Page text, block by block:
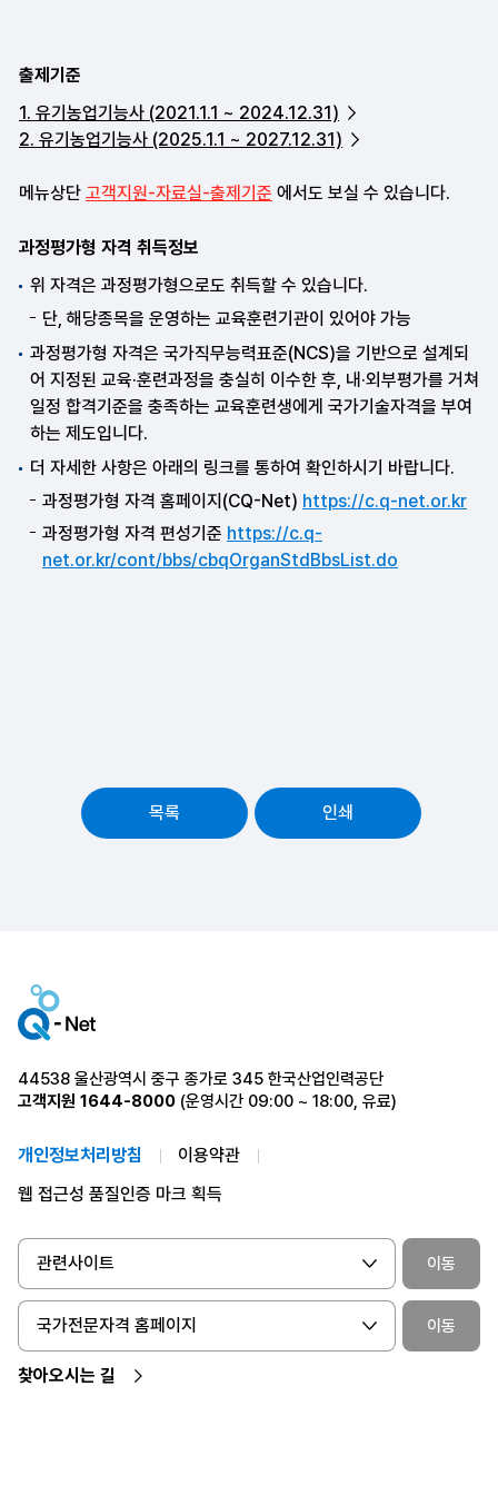
출제기준
1. 유기농업기능사 (2021.1.1 ~ 2024.12.31)
2. 유기농업기능사 (2025.1.1 ~ 2027.12.31)
메뉴상단 고객지원-자료실-출제기준 에서도 보실 수 있습니다.
과정평가형 자격 취득정보
위 자격은 과정평가형으로도 취득할 수 있습니다.
단, 해당종목을 운영하는 교육훈련기관이 있어야 가능
과정평가형 자격은 국가직무능력표준(NCS)을 기반으로 설계되
어 지정된 교육·훈련과정을 충실히 이수한 후, 내·외부평가를 거쳐
일정 합격기준을 충족하는 교육훈련생에게 국가기술자격을 부여
하는 제도입니다.
더 자세한 사항은 아래의 링크를 통하여 확인하시기 바랍니다.
과정평가형 자격 홈페이지(CQ-Net) https://c.q-net.or.kr
과정평가형 자격 편성기준 https://c.q-
net.or.kr/cont/bbs/cbqOrganStdBbsList.do
목록 인쇄
44538 울산광역시 중구 종가로 345 한국산업인력공단
고객지원 1644-8000 (운영시간 09:00 ~ 18:00, 유료)
개인정보처리방침
이용약관
웹 접근성 품질인증 마크 획득
관련사이트 이동
국가전문자격 홈페이지 이동
찾아오시는 길